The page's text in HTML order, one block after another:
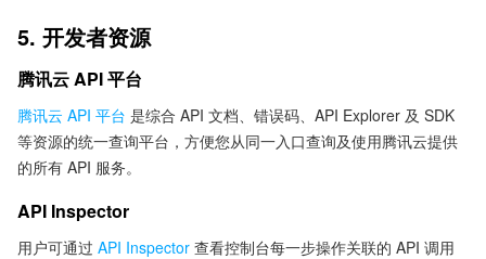
5. 开发者资源
腾讯云 API 平台
腾讯云 API 平台 是综合 API 文档、错误码、API Explorer 及 SDK
等资源的统一查询平台，方便您从同一入口查询及使用腾讯云提供
的所有 API 服务。
API Inspector
用户可通过 API Inspector 查看控制台每一步操作关联的 API 调用